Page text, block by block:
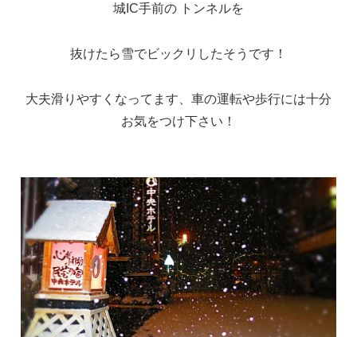
城IC手前の トンネルを
抜けたら雪でビックリしたそうです！
大夫滑りやすくなってます、車の運転や歩行には十分
お気をつけ下さい！